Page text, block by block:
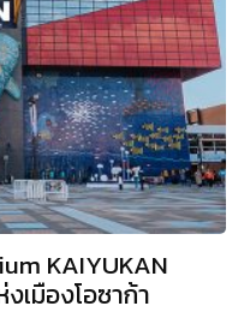
KAIYUKAN
มืองโอซาก้า